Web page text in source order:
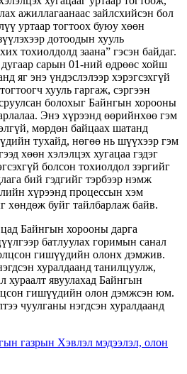
ажиллагаанаас зайлсхийсэн бол
уртаар тогтоох буюу хөөн
дотоодын хууль
тохиолдолд заана” гэсэн байдаг.
сарын 01-ний өдрөөс хойш
яг энэ үндэслэлээр хэрэгсэхгүй
хууль гаргаж, сэргээн
болохыг Байнгын хорооны
Энэ хүрээнд өөрийнхөө гэм
мөрдөн байцаах шатанд
тухайд, нөгөө нь шүүхээр гэм
хөөн хэлэлцэх хугацаа гэдэг
болсон тохиолдол зэргийг
бий гэдгийг тэрбээр нэмж
хүрээнд процессын хэм
хөндөж буйг тайлбарлаж байв.
Байнгын хорооны дарга
батлуулах горимын санал
гишүүдийн олонх дэмжив.
хуралдаанд танилцуулж,
хураалт явуулахад Байнгын
гишүүдийн олон дэмжсэн юм.
чуулганы нэгдсэн хуралдаанд
газрын Хэвлэл мэдээлэл, олон